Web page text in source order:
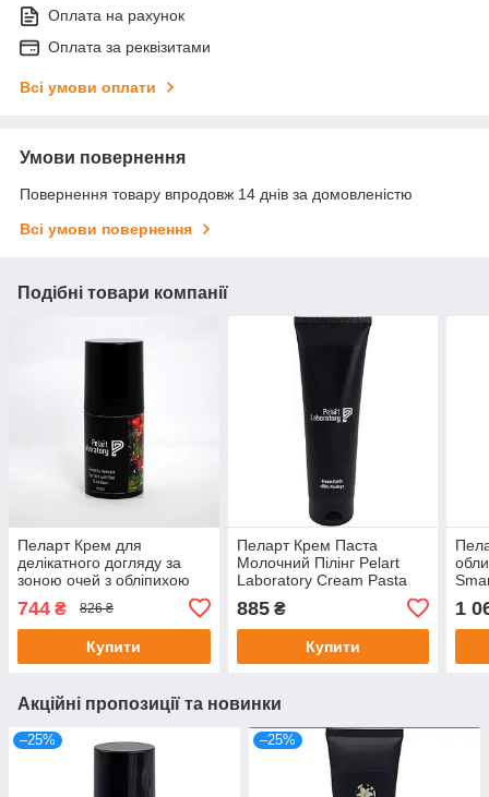
Оплата на рахунок
Оплата за реквізитами
Всі умови оплати
Умови повернення
Повернення товару впродовж 14 днів за домовленістю
Всі умови повернення
Подібні товари компанії
Пеларт Крем для
делікатного догляду за
зоною очей з обліпихою
Series Cream Eye, 30 мл
744 ₴ 826 ₴
Купити
Пеларт Крем Паста
Молочний Пілінг Pelart
Laboratory Cream Pasta
885₴
Купити
1
Акційні пропозиції та новинки
–25% –25%